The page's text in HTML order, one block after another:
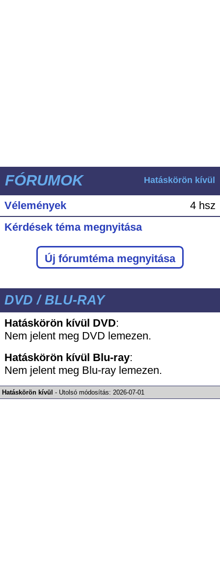
FÓRUMOK Hatáskörön kívül
Vélemények
4 hsz
Kérdések téma megnyitása
Új fórumtéma megnyitása
DVD / BLU-RAY
Hatáskörön kívül DVD:
Nem jelent meg DVD lemezen.
Hatáskörön kívül Blu-ray:
Nem jelent meg Blu-ray lemezen.
Hatáskörön kívül - Utolsó módosítás: 2026-07-01